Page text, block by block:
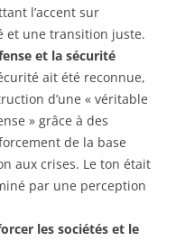
l’accent sur
et une transition juste.
et la sécurité
ait été reconnue,
d’une « véritable
» grâce à des
de la base
aux crises. Le ton était
par une perception
les sociétés et le